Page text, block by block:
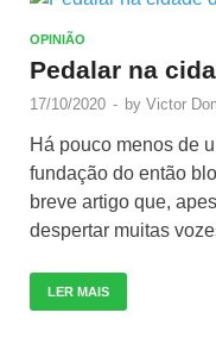
OPINIÃO
Pedalar na
17/10/2020 - by Victor
Há pouco menos de
fundação do então
breve artigo que,
despertar muitas
LER MAIS